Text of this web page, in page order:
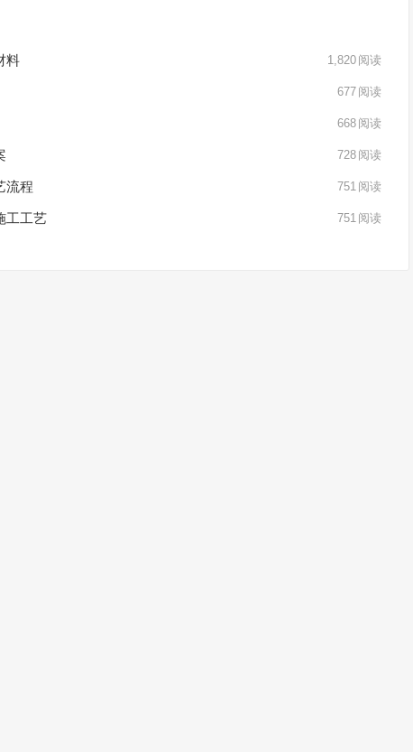
料 1,820 阅读
677 阅读
668 阅读
728 阅读
流程 751 阅读
工工艺 751 阅读